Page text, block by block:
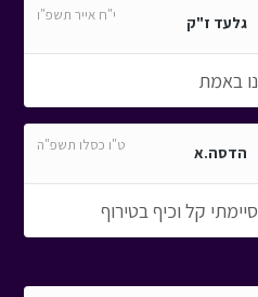
גלעד ז"ק י"ח אייר תשפ"ו
נו באמת
הדסה.א ט"ו כסלו תשפ"ה
סיימתי קל וכיף בטירוף